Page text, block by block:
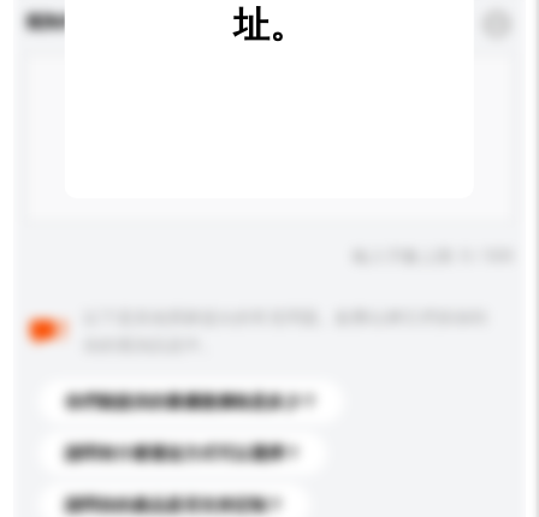
查詢內容
你們能提供的最優惠價格是多少？
請問有什麼運送方式可以選擇？
請問你的產品是否支持定制？
址。